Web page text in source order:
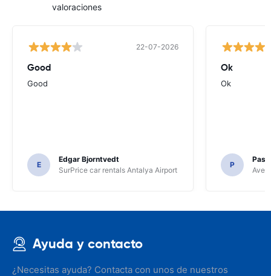
valoraciones
22-07-2026
Good
Good
E
Edgar Bjorntvedt
SurPrice car rentals Antalya Airport
Ok
Ok
P
Avec
Ayuda y contacto
¿Necesitas ayuda? Contacta con unos de nuestros